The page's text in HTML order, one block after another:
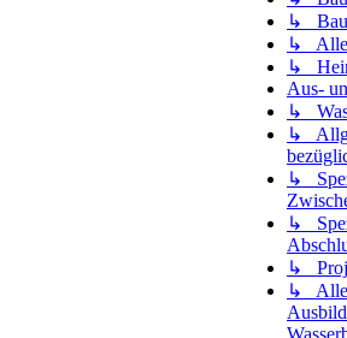
↳
↳
↳
Aus-
↳
↳
↳
↳
↳
↳